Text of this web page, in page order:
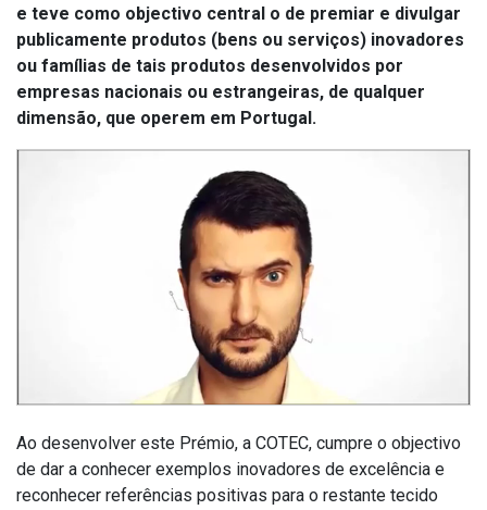
e teve como objectivo central o de premiar e divulgar
publicamente produtos (bens ou serviços) inovadores
ou famílias de tais produtos desenvolvidos por
empresas nacionais ou estrangeiras, de qualquer
dimensão, que operem em Portugal.
Ao desenvolver este Prémio, a COTEC, cumpre o objectivo
de dar a conhecer exemplos inovadores de excelência e
reconhecer referências positivas para o restante tecido